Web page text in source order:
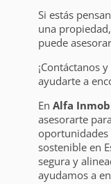
Si estás
una
puede
¡Contáctanos
ayudarte a
En Alfa
asesorarte
sostenible en
segura y
ayudamos a